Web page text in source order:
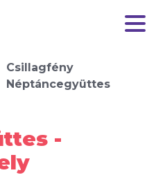
Csillagfény
Néptáncegyüttes
-